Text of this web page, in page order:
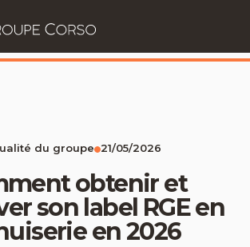
du groupe 21/05/2026
obtenir et
son label RGE en
en 2026